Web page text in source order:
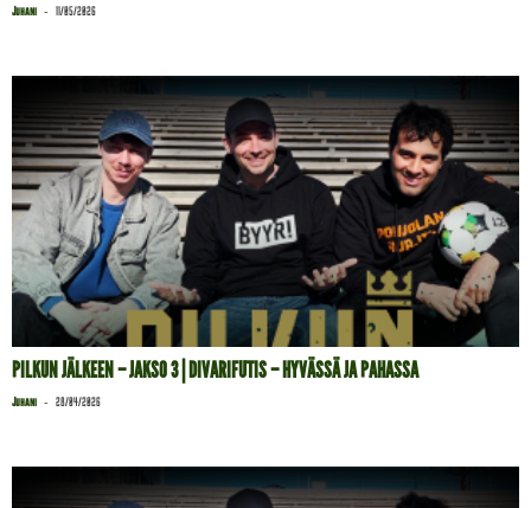
Juhani - 11/05/2026
PILKUN JÄLKEEN – JAKSO 3 | DIVARIFUTIS – HYVÄSSÄ JA PAHASSA
Juhani - 28/04/2026